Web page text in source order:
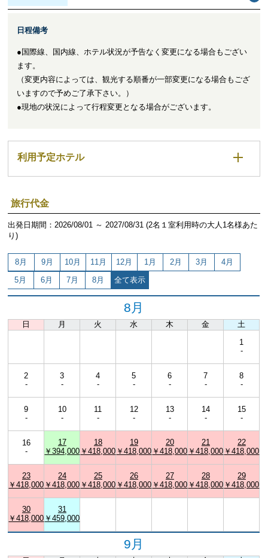
日程備考
●国際線、国内線、ホテル状況が予告なく変更になる場合もござい
ます。
（変更内容によっては、観光する順番が一部変更になる場合もござ
いますので予めご了承下さい。）
●現地の状況によって行程変更となる場合がございます。
利用予定ホテル
旅行代金
出発日期間：2026/08/01 ～ 2027/08/31 (2名１室利用時の大人1名様あた
り)
8月 9月 10月 11月 12月 1月 2月 3月
4月
5月
6月 7月 8月 全て表示
8月
日 月 火 水 木 金 土
1
-
2
-
3
-
4
-
5
-
6
-
7
-
8
-
9
-
10
-
11
-
12
-
13
-
14
-
15
-
16
-
17
￥394,000
18
￥418,000
19
￥418,000
20
￥418,000
21
￥418,000
22
￥418,000
23
￥418,000
24
￥418,000
25
￥418,000
26
￥418,000
27
￥418,000
28
￥418,000
29
￥418,000
30
￥418,000
31
￥459,000
9月